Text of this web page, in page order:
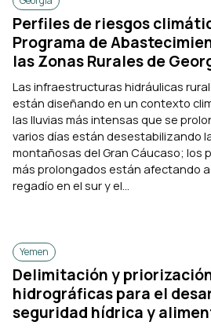
Perfiles de riesgos
Programa de
las Zonas Rurales de
Las infraestructuras hidráulicas
están diseñando en un contexto
las lluvias más intensas que se
varios días están desestabilizando
montañosas del Gran Cáucaso; los
más prolongados están afectando
regadío en el sur y el...
Yemen
Delimitación y
hidrográficas para el
seguridad hídrica y